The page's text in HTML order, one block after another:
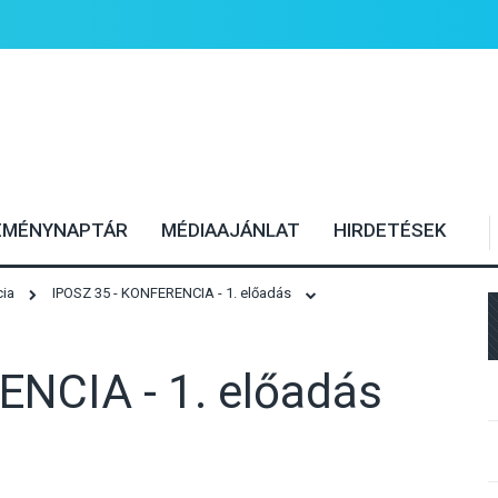
MÉDIAAJÁNLAT HIRDETÉSEK
IPOSZ 35 - KONFERENCIA - 1. előadás
- 1. előadás